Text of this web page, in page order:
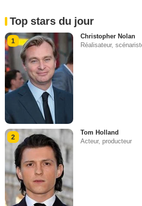
Top stars du jour
1
Christopher Nolan
Réalisateur,
2
Tom Holland
Acteur, producteur